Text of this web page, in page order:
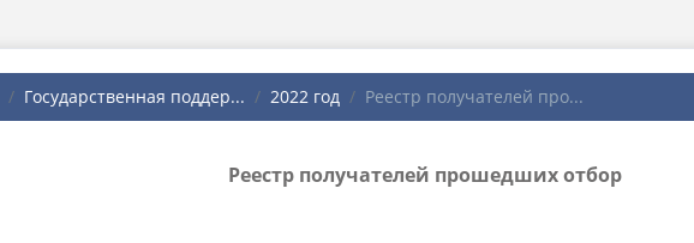
Государственная поддер... 2022 год Реестр получателей про...
Реестр получателей прошедших отбор